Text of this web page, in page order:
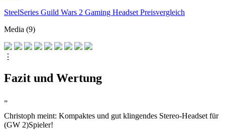
SteelSeries Guild Wars 2 Gaming Headset Preisvergleich
Media (9)
⋮
Fazit und Wertung
„
Christoph meint: Kompaktes und gut klingendes Stereo-Headset für
(GW 2)Spieler!